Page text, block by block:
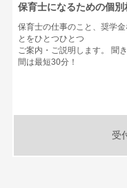
保育士になるための個別
保育士の仕事のこと、奨学
とをひとつひとつ
ご案内・ご説明します。 聞
間は最短30分！
受